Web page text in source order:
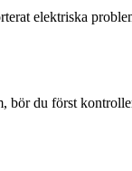
elektriska
bör du först